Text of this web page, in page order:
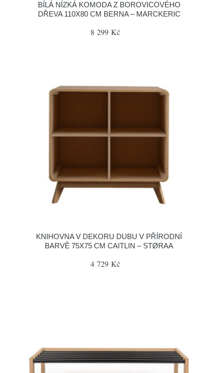
BÍLÁ NÍZKÁ KOMODA Z BOROVICOVÉHO
DŘEVA 110X80 CM BERNA – MARCKERIC
8 299 Kč
KNIHOVNA V DEKORU DUBU V PŘÍRODNÍ
BARVĚ 75X75 CM CAITLIN – STØRAA
4 729 Kč